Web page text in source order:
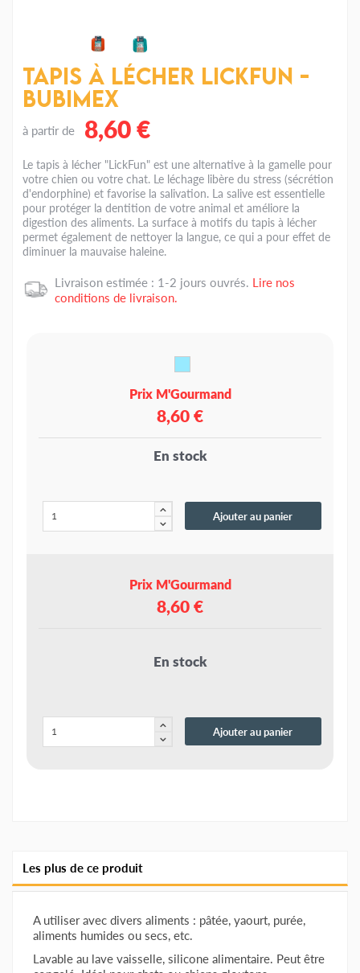
Tapis à lécher LickFun -
Bubimex
à partir de 8,60 €
Le tapis à lécher "LickFun" est une alternative à la gamelle pour
votre chien ou votre chat. Le léchage libère du stress (sécrétion
d'endorphine) et favorise la salivation. La salive est essentielle
pour protéger la dentition de votre animal et améliore la
digestion des aliments. La surface à motifs du tapis à lécher
permet également de nettoyer la langue, ce qui a pour effet de
diminuer la mauvaise haleine.
Livraison estimée : 1-2 jours ouvrés. Lire nos
conditions de livraison.
Prix M'Gourmand
8,60 €
En stock
Ajouter au panier
Prix M'Gourmand
8,60 €
En stock
Ajouter au panier
Les plus de ce produit
A utiliser avec divers aliments : pâtée, yaourt, purée,
aliments humides ou secs, etc.
Lavable au lave vaisselle, silicone alimentaire. Peut être